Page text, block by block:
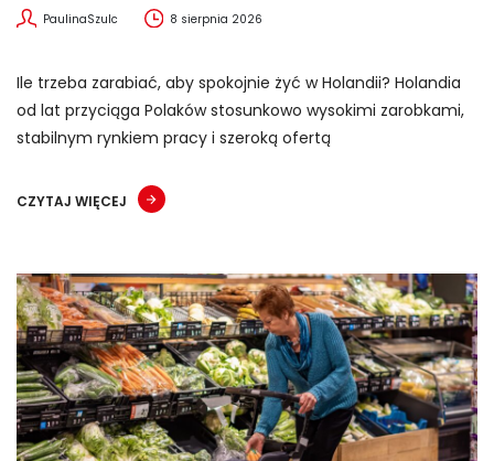
PaulinaSzulc 8 sierpnia 2026
Ile trzeba zarabiać, aby spokojnie żyć w Holandii? Holandia
od lat przyciąga Polaków stosunkowo wysokimi zarobkami,
stabilnym rynkiem pracy i szeroką ofertą
CZYTAJ WIĘCEJ